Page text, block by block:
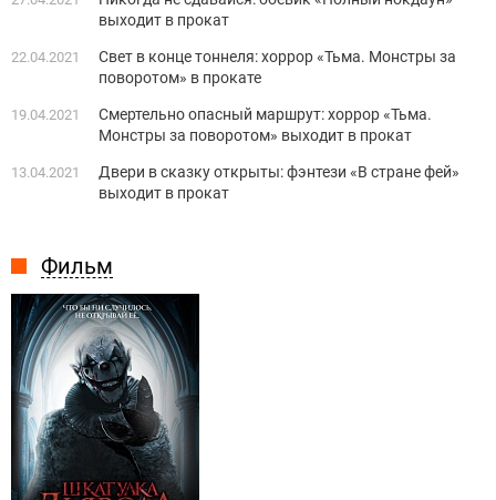
Фильм
выходит в прокат
22.04.2021
Свет в конце тоннеля: хоррор «Тьма. Монстры за
поворотом» в прокате
19.04.2021
Смертельно опасный маршрут: хоррор «Тьма.
Монстры за поворотом» выходит в прокат
13.04.2021
Двери в сказку открыты: фэнтези «В стране фей»
выходит в прокат